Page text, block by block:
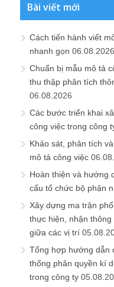
Bài viết mới
Cách tiến hành viết
nhanh gọn 06.08.2026
Chuẩn bị mẫu mô tả
thu thập phân tích
06.08.2026
Các bước triển khai
công việc trong công
Khảo sát, phân tích
mô tả công việc
Hoàn thiện và hướng
cấu tổ chức bộ phận
Xây dựng ma trận
thực hiện, nhận
giữa các vị trí
Tổng hợp hướng dẫn
thống phân quyền kí
trong công ty